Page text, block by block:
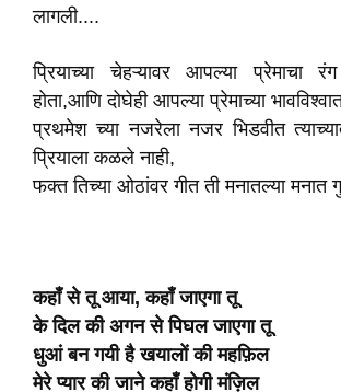
लागली....
प्रियाच्या चेहऱ्यावर आपल्या प्रेमाचा
होता,आणि दोघेही आपल्या प्रेमाच्या
प्रथमेश च्या नजरेला नजर भिडवीत
प्रियाला कळले नाही,
फक्त तिच्या ओठांवर गीत ती मनातल्या मनात
कहाँ से तू आया, कहाँ जाएगा तू
के दिल की अगन से पिघल जाएगा तू
धुआं बन गयी है खयालों की महफ़िल
मेरे प्यार की जाने कहाँ होगी मंज़िल